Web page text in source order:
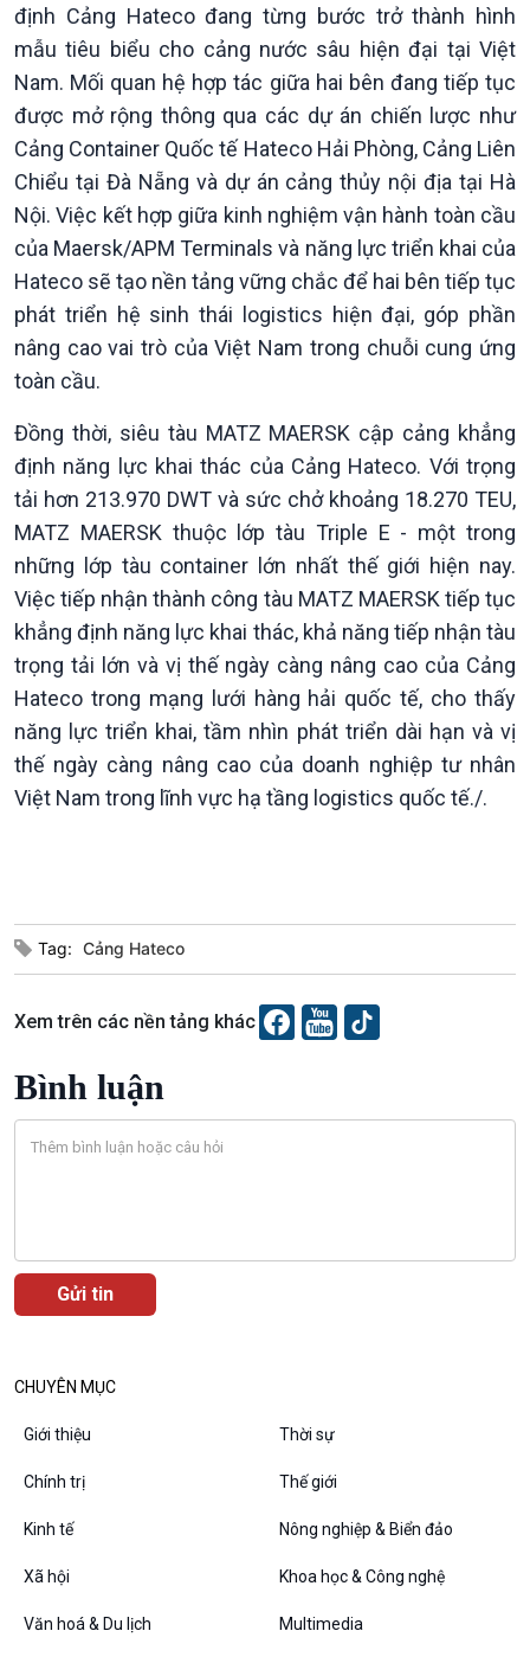
Sức sống hàng Việt
Khởi nghiệp
Tuyên chiến với gian lận
thương mại
Biển đảo Việt Nam
Tâm tình biên giới và hải
đảo
Tìm hiểu biển, đảo Việt
Nam
Xã hội
Tin Đời sống & Xã hội
360 độ Sức khỏe
Chuyển đổi Xanh
Tài nguyên và Môi trường
Chuyên gia của bạn
Xã hội chuyển động
Bước chân đến trường
Tin Khoa học & Công nghệ
Kết nối công nghệ
Sống chung với biến đổi
khí hậu
Chát với người nổi tiếng
Câu chuyện Thể thao
Video
Diễn đàn chủ nhật
định Cảng Hateco đang từng bước trở thành hình
mẫu tiêu biểu cho cảng nước sâu hiện đại tại Việt
Nam. Mối quan hệ hợp tác giữa hai bên đang tiếp tục
được mở rộng thông qua các dự án chiến lược như
Cảng Container Quốc tế Hateco Hải Phòng, Cảng Liên
Chiểu tại Đà Nẵng và dự án cảng thủy nội địa tại Hà
Nội. Việc kết hợp giữa kinh nghiệm vận hành toàn cầu
của Maersk/APM Terminals và năng lực triển khai của
Hateco sẽ tạo nền tảng vững chắc để hai bên tiếp tục
phát triển hệ sinh thái logistics hiện đại, góp phần
nâng cao vai trò của Việt Nam trong chuỗi cung ứng
toàn cầu.
Đồng thời, siêu tàu MATZ MAERSK cập cảng khẳng
định năng lực khai thác của Cảng Hateco. Với trọng
tải hơn 213.970 DWT và sức chở khoảng 18.270 TEU,
MATZ MAERSK thuộc lớp tàu Triple E - một trong
những lớp tàu container lớn nhất thế giới hiện nay.
Việc tiếp nhận thành công tàu MATZ MAERSK tiếp tục
khẳng định năng lực khai thác, khả năng tiếp nhận tàu
trọng tải lớn và vị thế ngày càng nâng cao của Cảng
Hateco trong mạng lưới hàng hải quốc tế, cho thấy
năng lực triển khai, tầm nhìn phát triển dài hạn và vị
thế ngày càng nâng cao của doanh nghiệp tư nhân
Việt Nam trong lĩnh vực hạ tầng logistics quốc tế./.
Tag: Cảng Hateco
Xem trên các nền tảng khác
Bình luận
CHUYÊN MỤC
Giới thiệu Thời sự
Chính trị Thế giới
Kinh tế Nông nghiệp & Biển đảo
Xã hội Khoa học & Công nghệ
Văn hoá & Du lịch Multimedia